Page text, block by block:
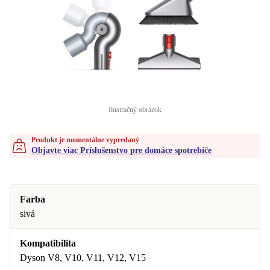
Ilustračný obrázok
Produkt je momentálne vypredaný
Objavte viac Príslušenstvo pre domáce spotrebiče
Farba
sivá
Kompatibilita
Dyson V8, V10, V11, V12, V15